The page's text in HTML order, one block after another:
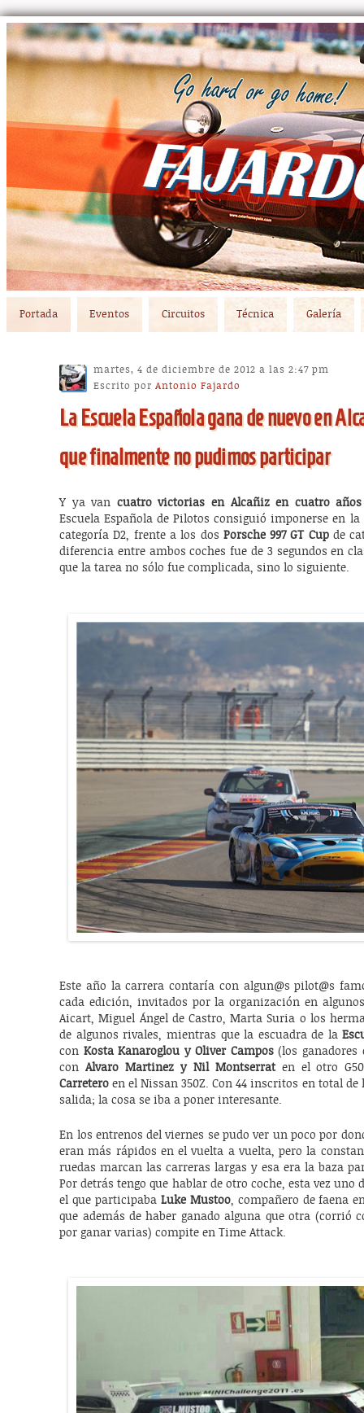
Skip to primary content
Skip to secondary content
Portada Eventos Circuitos Técnica Galería
La Escuela Española gana de nuevo en
que finalmente no pudimos participar
martes, 4 de diciembre de 2012 a las 2:47 pm
Escrito porAntonio Fajardo
Y ya van cuatro victorias en Alcañiz en cuatro
Escuela Española de Pilotos consiguió imponerse en
categoría D2, frente a los dos Porsche 997 GT Cupde
diferencia entre ambos coches fue de 3 segundos en
que la tarea no sólo fue complicada, sino lo siguiente.
Este año la carrera contaría con algun@s pilot@s
cada edición, invitados por la organización en
Aicart, Miguel Ángel de Castro, Marta Suria o los
de algunos rivales, mientras que la escuadra de la
con Kosta Kanaroglou y Oliver Campos(los ganadores
conAlvaro Martinez y Nil Montserraten el otro
Carretero en el Nissan 350Z. Con 44 inscritos en total
salida; la cosa se iba a poner interesante.
En los entrenos del viernes se pudo ver un poco por
eran más rápidos en el vuelta a vuelta, pero la
ruedas marcan las carreras largas y esa era la baza
Por detrás tengo que hablar de otro coche, esta vez uno
el que participaba Luke Mustoo, compañero de faena
que además de haber ganado alguna que otra (corrió
por ganar varias) compite en Time Attack.